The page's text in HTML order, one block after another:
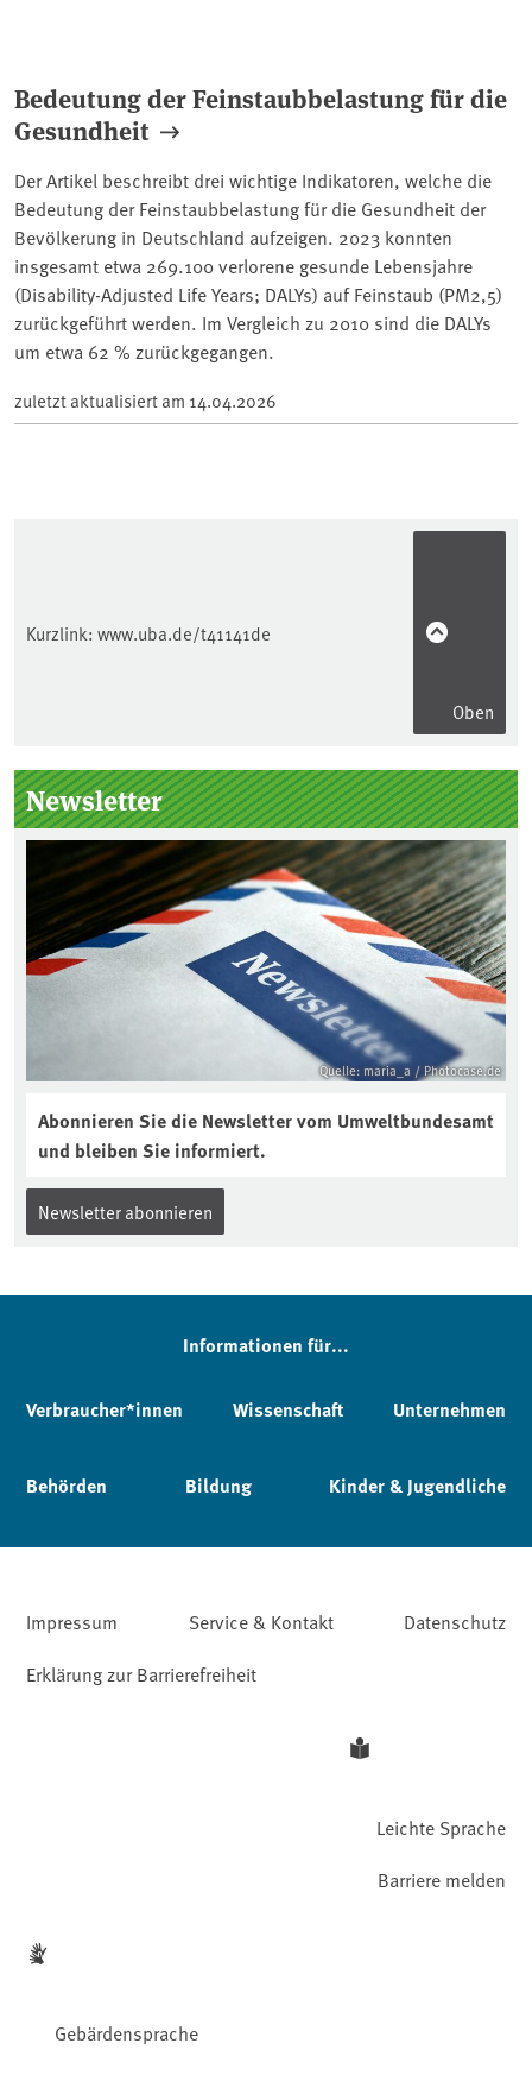
Bedeutung der Feinstaubbelastung für die
Gesundheit
Der Artikel beschreibt drei wichtige Indikatoren, welche die
Bedeutung der Feinstaubbelastung für die Gesundheit der
Bevölkerung in Deutschland aufzeigen. 2023 konnten
insgesamt etwa 269.100 verlorene gesunde Lebensjahre
(Disability-Adjusted Life Years; DALYs) auf Feinstaub (PM2,5)
zurückgeführt werden. Im Vergleich zu 2010 sind die DALYs
um etwa 62 % zurückgegangen.
zuletzt aktualisiert am 14.04.2026
Kurzlink: www.uba.de/t41141de
Oben
Seitenleiste
Newsletter
Quelle: maria_a / Photocase.de
Abonnieren Sie die Newsletter vom Umweltbundesamt
und bleiben Sie informiert.
Newsletter abonnieren
Informationen für...
Verbraucher*innen Wissenschaft Unternehmen
Behörden Bildung Kinder & Jugendliche
Impressum Service & Kontakt
Datenschutz
Erklärung zur Barrierefreiheit
Leichte Sprache
Gebärdensprache
Barriere melden